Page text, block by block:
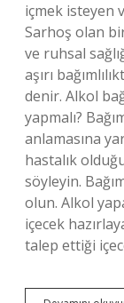
içmek isteyen
Sarhoş olan
ve ruhsal
aşırı
denir. Alkol
yapmalı?
anlamasına
hastalık
söyleyin.
olun. Alkol
içecek
talep ettiği